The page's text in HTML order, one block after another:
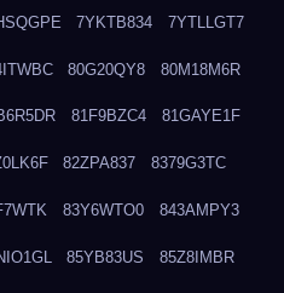
7YKTB834 7YTLLGT7
80G20QY8 80M18M6R
81F9BZC4 81GAYE1F
82ZPA837 8379G3TC
83Y6WTO0 843AMPY3
85YB83US 85Z8IMBR